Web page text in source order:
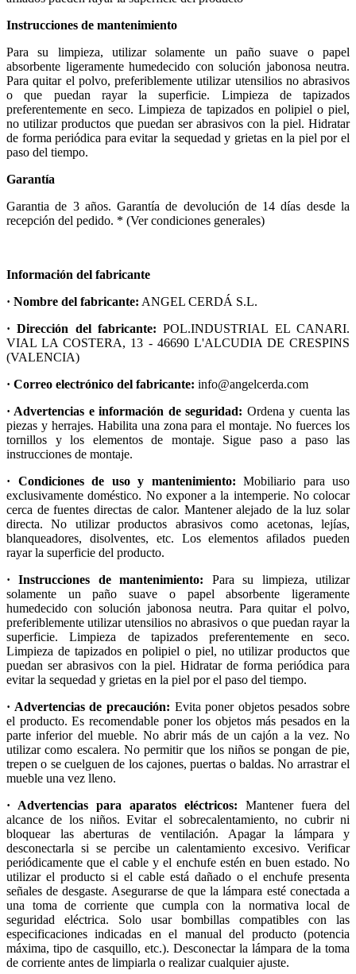
Instrucciones de mantenimiento
Para su limpieza, utilizar solamente un paño suave o papel
absorbente ligeramente humedecido con solución jabonosa neutra.
Para quitar el polvo, preferiblemente utilizar utensilios no abrasivos
o que puedan rayar la superficie. Limpieza de tapizados
preferentemente en seco. Limpieza de tapizados en polipiel o piel,
no utilizar productos que puedan ser abrasivos con la piel. Hidratar
de forma periódica para evitar la sequedad y grietas en la piel por el
paso del tiempo.
Garantía
Garantia de 3 años. Garantía de devolución de 14 días desde la
recepción del pedido. * (Ver condiciones generales)
Información del fabricante
· Nombre del fabricante: ANGEL CERDÁ S.L.
· Dirección del fabricante: POL.INDUSTRIAL EL CANARI.
VIAL LA COSTERA, 13 - 46690 L'ALCUDIA DE CRESPINS
(VALENCIA)
· Correo electrónico del fabricante: info@angelcerda.com
· Advertencias e información de seguridad: Ordena y cuenta las
piezas y herrajes. Habilita una zona para el montaje. No fuerces los
tornillos y los elementos de montaje. Sigue paso a paso las
instrucciones de montaje.
· Condiciones de uso y mantenimiento: Mobiliario para uso
exclusivamente doméstico. No exponer a la intemperie. No colocar
cerca de fuentes directas de calor. Mantener alejado de la luz solar
directa. No utilizar productos abrasivos como acetonas, lejías,
blanqueadores, disolventes, etc. Los elementos afilados pueden
rayar la superficie del producto.
· Instrucciones de mantenimiento: Para su limpieza, utilizar
solamente un paño suave o papel absorbente ligeramente
humedecido con solución jabonosa neutra. Para quitar el polvo,
preferiblemente utilizar utensilios no abrasivos o que puedan rayar la
superficie. Limpieza de tapizados preferentemente en seco.
Limpieza de tapizados en polipiel o piel, no utilizar productos que
puedan ser abrasivos con la piel. Hidratar de forma periódica para
evitar la sequedad y grietas en la piel por el paso del tiempo.
· Advertencias de precaución: Evita poner objetos pesados sobre
el producto. Es recomendable poner los objetos más pesados en la
parte inferior del mueble. No abrir más de un cajón a la vez. No
utilizar como escalera. No permitir que los niños se pongan de pie,
trepen o se cuelguen de los cajones, puertas o baldas. No arrastrar el
mueble una vez lleno.
· Advertencias para aparatos eléctricos: Mantener fuera del
alcance de los niños. Evitar el sobrecalentamiento, no cubrir ni
bloquear las aberturas de ventilación. Apagar la lámpara y
desconectarla si se percibe un calentamiento excesivo. Verificar
periódicamente que el cable y el enchufe estén en buen estado. No
utilizar el producto si el cable está dañado o el enchufe presenta
señales de desgaste. Asegurarse de que la lámpara esté conectada a
una toma de corriente que cumpla con la normativa local de
seguridad eléctrica. Solo usar bombillas compatibles con las
especificaciones indicadas en el manual del producto (potencia
máxima, tipo de casquillo, etc.). Desconectar la lámpara de la toma
de corriente antes de limpiarla o realizar cualquier ajuste.